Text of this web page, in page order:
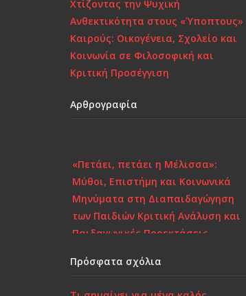
Χτίζοντας την Ψυχική
Ανθεκτικότητα στους «Ύποπτους»
Καιρούς: Οικογένεια, Σχολείο και
Κοινωνία σε Φιλοσοφική και
Κριτική Προσέγγιση
Αρθρογραφία
Μύθοι, Επιστήμη και Κοινωνικά
Μηνύματα στη Διαπαιδαγώγηση
των Παιδιών Κριτική Ανάλυση και
Παιδαγωγικές Προεκτάσεις
Το πορτραίτο μιας
κατεστραμμένης γενιάς – Κριτικός
Σχολιασμός στη Σύγχρονη
Πρόσφατα σχόλια